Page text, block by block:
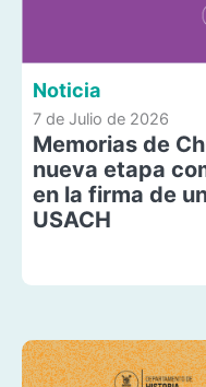
Noticia
7 de Julio de 2026
Memorias de
nueva etapa
en la firma de
USACH